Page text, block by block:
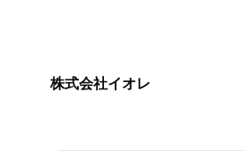
株式会社イオレ